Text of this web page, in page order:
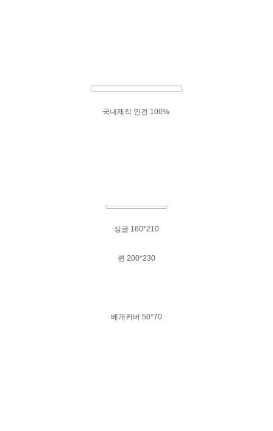
국내제작 인견 100%
싱글 160*210
퀸 200*230
베개커버 50*70